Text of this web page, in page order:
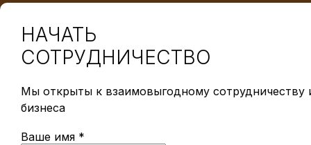
НАЧАТЬ
СОТРУДНИЧЕСТВО
Мы открыты к взаимовыгодному сотрудничеству
бизнеса
Ваше имя *